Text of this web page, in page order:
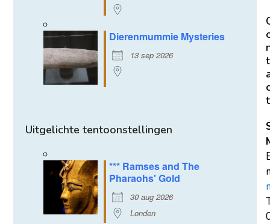
Dierenmummie Mysteries
13 sep 2026
Uitgelichte tentoonstellingen
*** Ramses and The
Pharaohs' Gold
30 aug 2026
Londen
t
t